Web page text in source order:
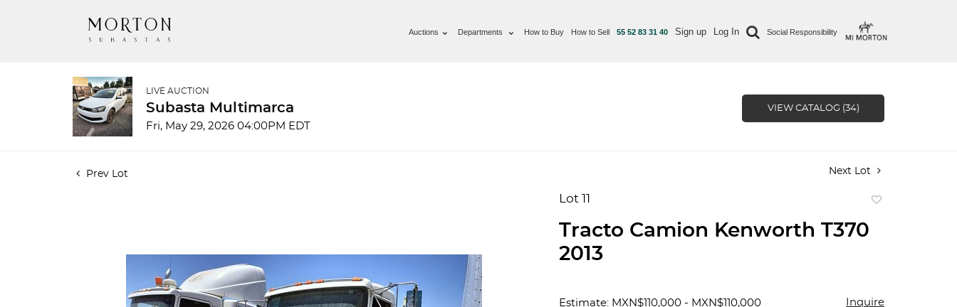
Auctions Departments How to Buy How to Sell 55 52 83 31 40 Sign up Log In Social Responsibility
LIVE AUCTION
Subasta Multimarca
Fri, May 29, 2026 04:00PM EDT
VIEW CATALOG (34)
Prev Lot Next Lot
Lot 11
favorite
Tracto Camion Kenworth T370
2013
Estimate: MXN$110,000 - MXN$110,000 Inquire